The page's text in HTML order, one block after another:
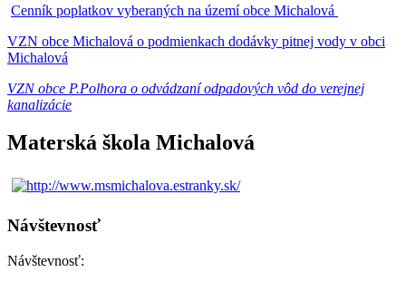
Cenník poplatkov vyberaných na území obce Michalová
VZN obce Michalová o podmienkach dodávky pitnej vody v obci
Michalová
VZN obce P.Polhora o odvádzaní odpadových vôd do verejnej
kanalizácie
Materská škola Michalová
Návštevnosť
Návštevnosť: